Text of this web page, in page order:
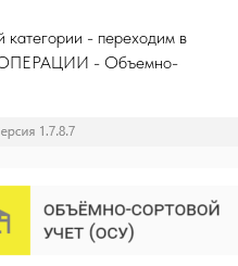
категории - переходим в
- Объемно-